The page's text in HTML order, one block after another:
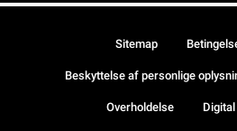
Sitemap
Beskyttelse af personlige
Overholdelse